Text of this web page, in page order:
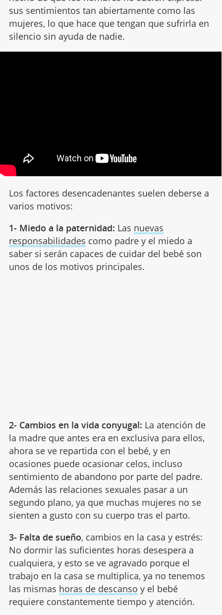
sus sentimientos tan abiertamente como las
mujeres, lo que hace que tengan que sufrirla en
silencio sin ayuda de nadie.
Los factores desencadenantes suelen deberse a
varios motivos:
1- Miedo a la paternidad: Las nuevas
responsabilidades como padre y el miedo a
saber si serán capaces de cuidar del bebé son
unos de los motivos principales.
2- Cambios en la vida conyugal: La atención de
la madre que antes era en exclusiva para ellos,
ahora se ve repartida con el bebé, y en
ocasiones puede ocasionar celos, incluso
sentimiento de abandono por parte del padre.
Además las relaciones sexuales pasar a un
segundo plano, ya que muchas mujeres no se
sienten a gusto con su cuerpo tras el parto.
3- Falta de sueño, cambios en la casa y estrés:
No dormir las suficientes horas desespera a
cualquiera, y esto se ve agravado porque el
trabajo en la casa se multiplica, ya no tenemos
las mismas horas de descanso y el bebé
requiere constantemente tiempo y atención.